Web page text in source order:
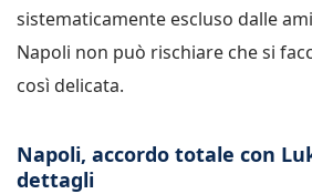
sistematicamente escluso dalle
Napoli non può rischiare che si
così delicata.
Napoli, accordo totale con
dettagli